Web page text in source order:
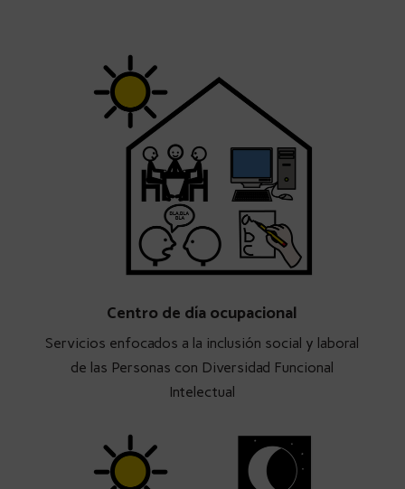
Centro de día ocupacional
Servicios enfocados a la inclusión social y laboral
de las Personas con Diversidad Funcional
Intelectual